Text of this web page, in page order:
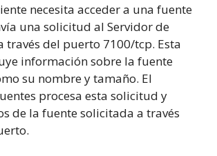
necesita acceder a una fuente
una solicitud al Servidor de
través del puerto 7100/tcp. Esta
información sobre la fuente
su nombre y tamaño. El
procesa esta solicitud y
de la fuente solicitada a través